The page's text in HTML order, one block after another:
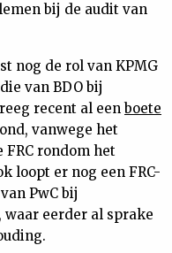
bij de audit van
nog de rol van KPMG
van BDO bij
recent al eenboete
vanwege het
rondom het
loopt er nog een FRC-
PwC bij
waar eerder al sprake